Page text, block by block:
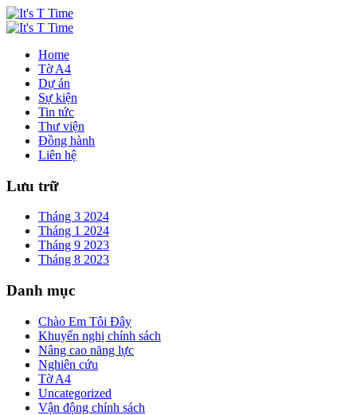
Home
Tờ A4
Dự án
Sự kiện
Tin tức
Thư viện
Đồng hành
Liên hệ
Lưu trữ
Tháng 3 2024
Tháng 1 2024
Tháng 9 2023
Tháng 8 2023
Danh mục
Chào Em Tôi Đây
Khuyến nghị chính sách
Nâng cao năng lực
Nghiên cứu
Tờ A4
Uncategorized
Vận động chính sách